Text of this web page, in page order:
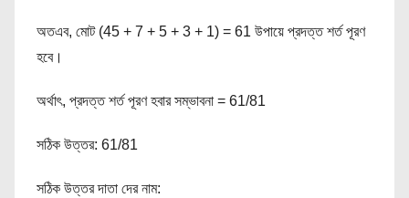
অতএব, মোট (45 + 7 + 5 + 3 + 1) = 61 উপায়ে প্রদত্ত শর্ত পূরণ
হবে।
অর্থাৎ, প্রদত্ত শর্ত পূরণ হবার সম্ভাবনা = 61/81
সঠিক উত্তর: 61/81
সঠিক উত্তর দাতা দের নাম: